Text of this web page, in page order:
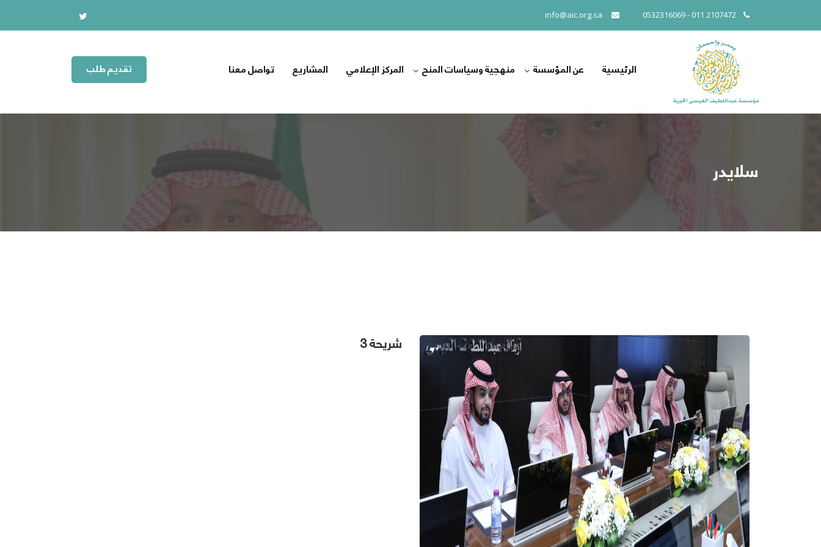
2107472 011 - 0532316069
الرئيسية عن المؤسسة منهجية وسياسات المنح المركز الإعلامي المشاريع تواصل معنا تقديم طلب
سلايدر
شريحة 3